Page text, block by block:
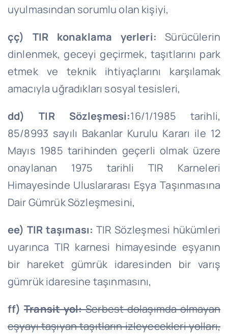
uyulmasından sorumlu olan kişiyi,
çç) TIR konaklama yerleri: Sürücülerin
dinlenmek, geceyi geçirmek, taşıtlarını park
etmek ve teknik ihtiyaçlarını karşılamak
amacıyla uğradıkları sosyal tesisleri,
dd) TIR Sözleşmesi:16/1/1985 tarihli,
85/8993 sayılı Bakanlar Kurulu Kararı ile 12
Mayıs 1985 tarihinden geçerli olmak üzere
onaylanan 1975 tarihli TIR Karneleri
Himayesinde Uluslararası Eşya Taşınmasına
Dair Gümrük Sözleşmesini,
ee) TIR taşıması: TIR Sözleşmesi hükümleri
uyarınca TIR karnesi himayesinde eşyanın
bir hareket gümrük idaresinden bir varış
gümrük idaresine taşınmasını,
ff)Transit yol:Serbest dolaşımda olmayan
eşyayı taşıyan taşıtların izleyecekleri yolları,